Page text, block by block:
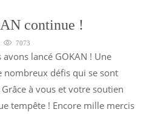
continue !
7073
lancé GOKAN ! Une
nombreux défis qui se sont
à vous et votre soutien
tempête ! Encore mille mercis